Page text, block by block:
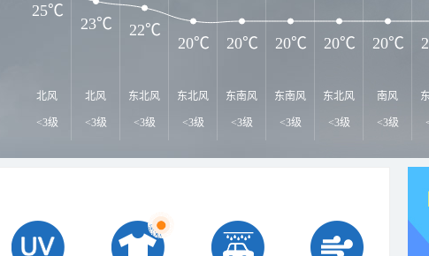
北风
<3级
北风
<3级
东北风
<3级
东北风
<3级
东南风
<3级
东南风
<3级
东北风
<3级
南风
<3级
25℃
23℃ 22℃
20℃ 20℃ 20℃ 20℃ 20℃